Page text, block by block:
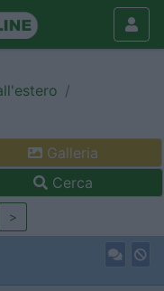
Galleria
Cerca
>